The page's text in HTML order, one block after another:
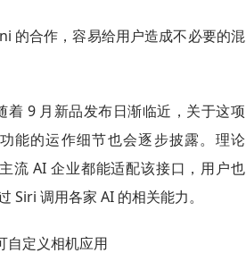
的合作，容易给用户造成不必要的混
着 9 月新品发布日渐临近，关于这项
能的运作细节也会逐步披露。理论
流 AI 企业都能适配该接口，用户也
Siri 调用各家 AI 的相关能力。
自定义相机应用